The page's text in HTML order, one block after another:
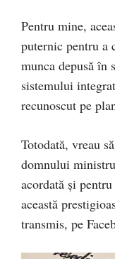
Pentru mine,
puternic pentru a
munca depusă în
sistemului
recunoscut pe
Totodată, vreau
domnului
acordată și
această
transmis, pe